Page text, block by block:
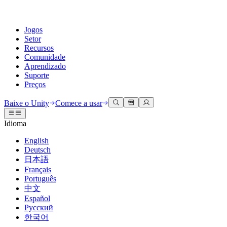
Jogos
Setor
Recursos
Comunidade
Aprendizado
Suporte
Preços
Engine do Unity
Crie jogos 2D e 3D para qualquer plataforma
Colaboração
Colabore e itere rapidamente com sua equipe
Baixe o Unity
Planos e preços
Implante
Multiplataforma
Colaboração 3D
Construa e revise projetos 3D em tempo real
Treinamento imersivo
Treine em ambientes imersivos
Experiências do cliente
Crie experiências interativas em 3D
Setores
Manufatura
Documentação
Ferramentas de desenvolvedor
Versões de lançamento e rastreador de problemas
Roteiro
Revisar recursos futuros
Glossário
Discussões
Eventos
Eventos globais e locais
Histórias da comunidade
Made with Unity
Mostrando criadores do Unity
Unity Learn
Domine habilidades do Unity gratuitamente
Treinamento profissional
Aprimore sua equipe com treinadores do Unity
É iniciante no Unity?
Conceitos básicos
Inicie seu aprendizado
Caminhos Essenciais do Unity
Obter ajuda
Ajudando você a ter sucesso com Unity
Planos de sucesso
Alcance seus objetivos mais rápido com suporte especializado
Perguntas frequentes
Respostas para perguntas comuns
Entre em contato conosco
Conecte-se com nossa equipe
Baixe o Unity Comece a usar
Idioma
English
Deutsch
日本語
Français
Português
中文
Español
Русский
한국어